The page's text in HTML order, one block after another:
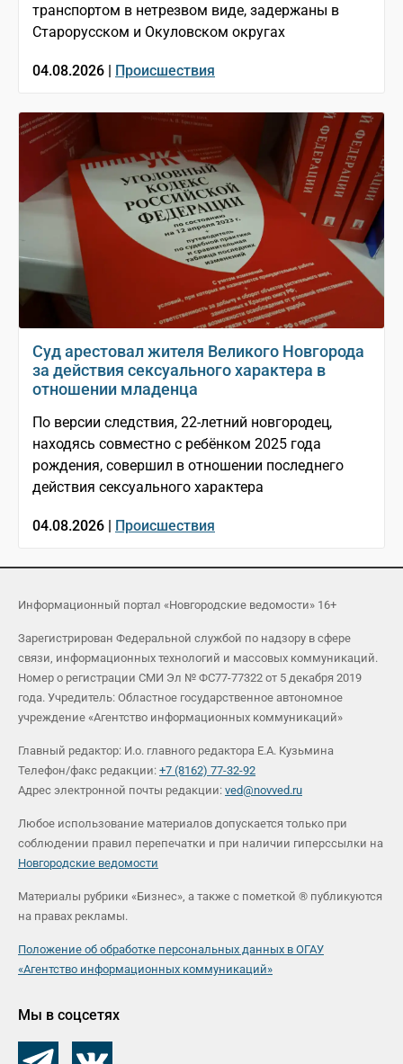
транспортом в нетрезвом виде, задержаны в
Старорусском и Окуловском округах
04.08.2026 | Происшествия
Суд арестовал жителя Великого Новгорода
за действия сексуального характера в
отношении младенца
По версии следствия, 22-летний новгородец,
находясь совместно с ребёнком 2025 года
рождения, совершил в отношении последнего
действия сексуального характера
04.08.2026 | Происшествия
Информационный портал «Новгородские ведомости» 16+
Зарегистрирован Федеральной службой по надзору в сфере
связи, информационных технологий и массовых коммуникаций.
Номер о регистрации СМИ Эл № ФС77-77322 от 5 декабря 2019
года. Учредитель: Областное государственное автономное
учреждение «Агентство информационных коммуникаций»
Главный редактор: И.о. главного редактора Е.А. Кузьмина
Телефон/факс редакции: +7 (8162) 77-32-92
Адрес электронной почты редакции: ved@novved.ru
Любое использование материалов допускается только при
соблюдении правил перепечатки и при наличии гиперссылки на
Новгородские ведомости
Материалы рубрики «Бизнес», а также с пометкой ® публикуются
на правах рекламы.
Положение об обработке персональных данных в ОГАУ
«Агентство информационных коммуникаций»
Мы в соцсетях